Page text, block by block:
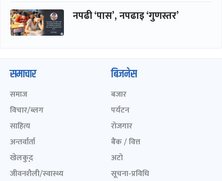
नपढी ‘पास’, नपढाइ ‘गुणस्तर’
समाचार
समाज
विचार/ब्लग
साहित्य
अन्तर्वार्ता
खेलकुद़़
जीवनशैली/स्वास्थ्य
बिजनेस
बजार
पर्यटन
रोजगार
बैंक / वित्त
अटो
सूचना-प्रविधि